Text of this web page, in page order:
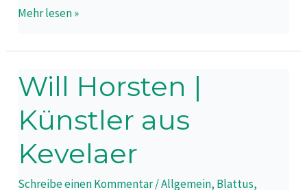
Mehr lesen »
Will Horsten |
Künstler aus
Kevelaer
Schreibe einen Kommentar/Allgemein, Blattus,
Will
Horsten
Künstler
aus
Kevelaer